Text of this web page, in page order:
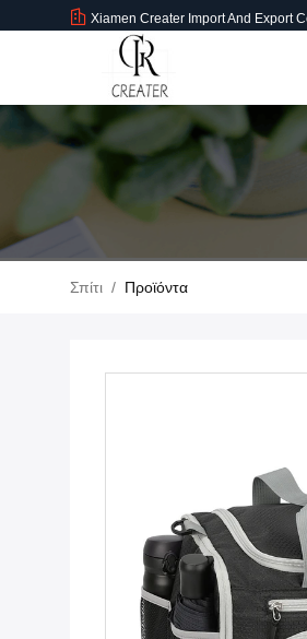
Xiamen Creater Import And Export
Σπίτι / Προϊόντα